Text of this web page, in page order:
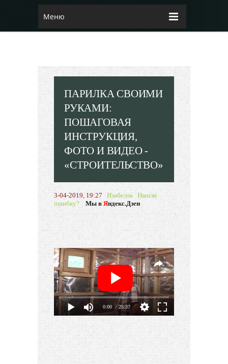
Меню
ПАРИЛКА СВОИМИ
РУКАМИ:
ПОШАГОВАЯ
ИНСТРУКЦИЯ,
ФОТО И ВИДЕО -
«СТРОИТЕЛЬСТВО»
3-04-2019, 19:27 Изабелла Нашли
ошибку?
Мы в Яндекс.Дзен
0:00 / 25:37